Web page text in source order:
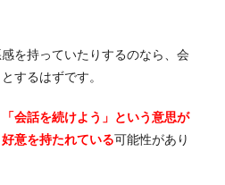
を持っていたりするのなら、会
するはずです。
会話を続けよう」という意思が
意を持たれている可能性があり